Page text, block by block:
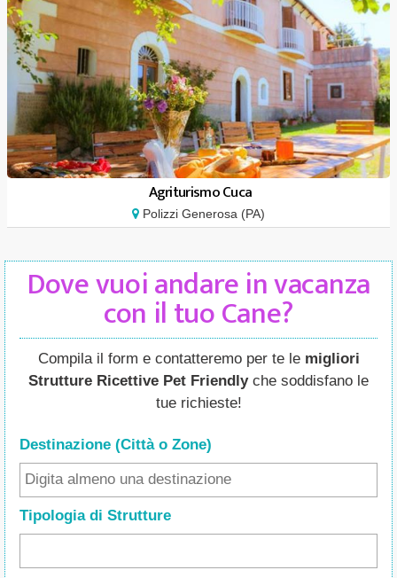
Agriturismo Cuca
Polizzi Generosa (PA)
Dove vuoi andare in vacanza
con il tuo Cane?
Compila il form e contatteremo per te le migliori
Strutture Ricettive Pet Friendlyche soddisfano le
tue richieste!
Destinazione (Città o Zone)
Tipologia di Strutture